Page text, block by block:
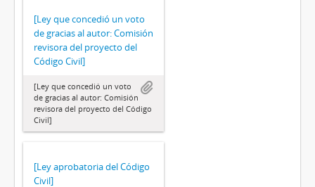
[Ley que concedió un voto
de gracias al autor: Comisión
revisora del proyecto del
Código Civil]
[Ley que concedió un voto
de gracias al autor: Comisión
revisora del proyecto del Código
Civil]
[Ley aprobatoria del Código
Civil]